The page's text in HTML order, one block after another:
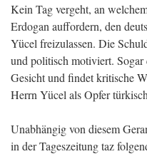
Kein Tag vergeht, an
Erdogan auffordern, den
Yücel freizulassen. Die
und politisch motiviert.
Gesicht und findet kritische
Herrn Yücel als Opfer
Unabhängig von diesem
in der Tageszeitung taz